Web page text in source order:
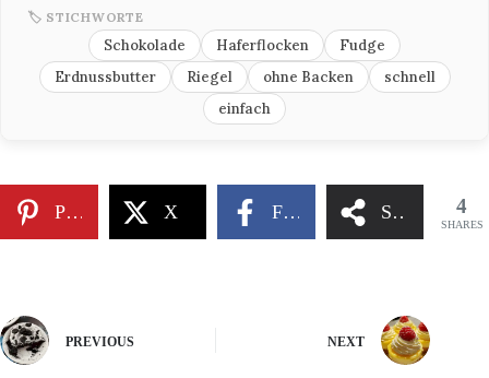
🏷 STICHWORTE
Schokolade Haferflocken
Fudge
Erdnussbutter
Riegel ohne Backen
schnell
einfach
Pinterest X Facebook Share 4
SHARES
PREVIOUS NEXT